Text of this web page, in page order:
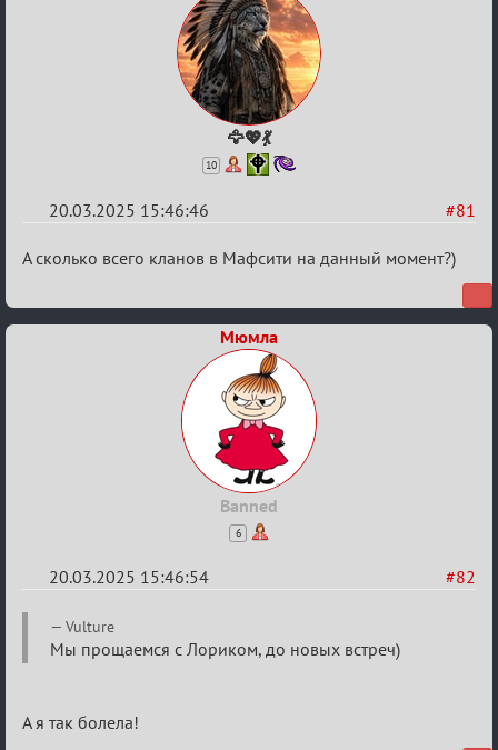
🦅💖💃
10
#81
20.03.2025 15:46:46
Re:
№50
А сколько всего кланов в Мафсити на данный момент?)
Мюмла
Banned
6
#82
20.03.2025 15:46:54
Re:
Биатлон
Vulture
Мы прощаемся с Лориком, до новых встреч)
А я так болела!